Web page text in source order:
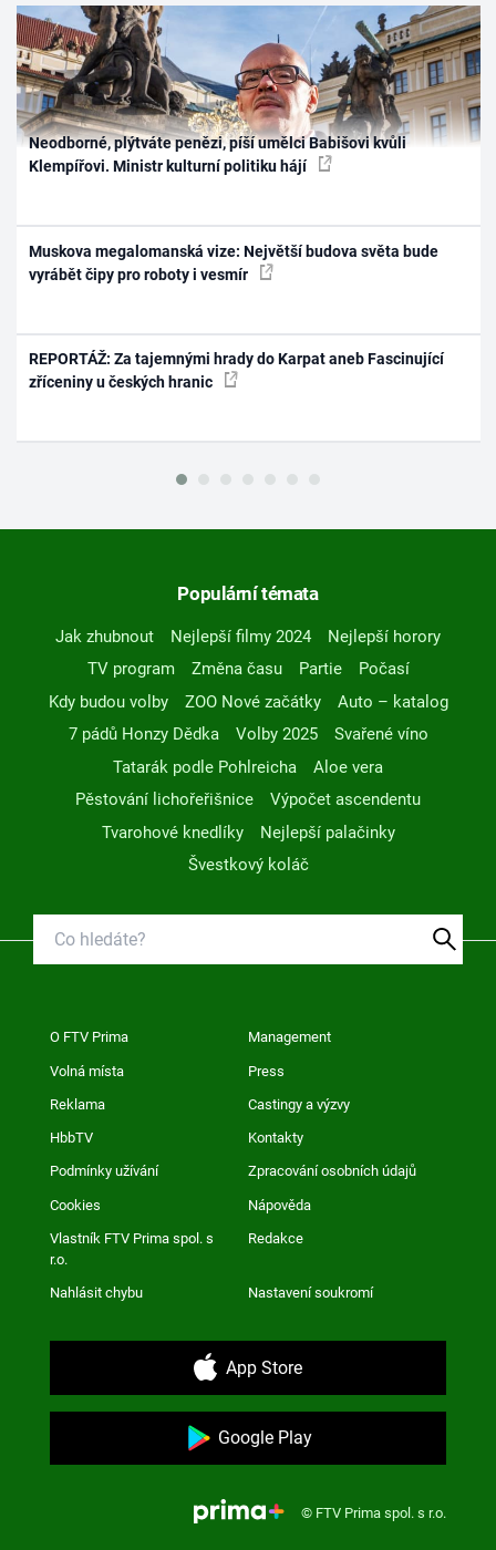
Neodborné, plýtváte penězi, píší umělci Babišovi kvůli
Klempířovi. Ministr kulturní politiku hájí
Muskova megalomanská vize: Největší budova světa bude
vyrábět čipy pro roboty i vesmír
REPORTÁŽ: Za tajemnými hrady do Karpat aneb Fascinující
zříceniny u českých hranic
Populární témata
Jak zhubnout Nejlepší filmy 2024
Nejlepší horory
TV program
Změna času Partie
Počasí
Kdy budou volby
ZOO Nové začátky
Auto – katalog
7 pádů Honzy Dědka
Volby 2025
Svařené víno
Tatarák podle Pohlreicha
Aloe vera
Pěstování lichořeřišnice
Výpočet ascendentu
Tvarohové knedlíky
Nejlepší palačinky
Švestkový koláč
O FTV Prima Management
Volná místa Press
Reklama Castingy a výzvy
HbbTV Kontakty
Podmínky užívání Zpracování osobních údajů
Cookies Nápověda
Vlastník FTV Prima spol. s
r.o.
Redakce
Nahlásit chybu Nastavení soukromí
App Store
Google Play
© FTV Prima spol. s r.o.